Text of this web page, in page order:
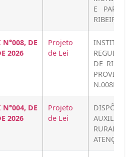
E
RIBEIRA…
N°008, DE
2026
Projeto
de Lei
DE RIBEIRA
N.008Baixar
N°004, DE
2026
Projeto
de Lei
DISPÕE
AUXILIO
RURAL AOS
ATENÇÃO